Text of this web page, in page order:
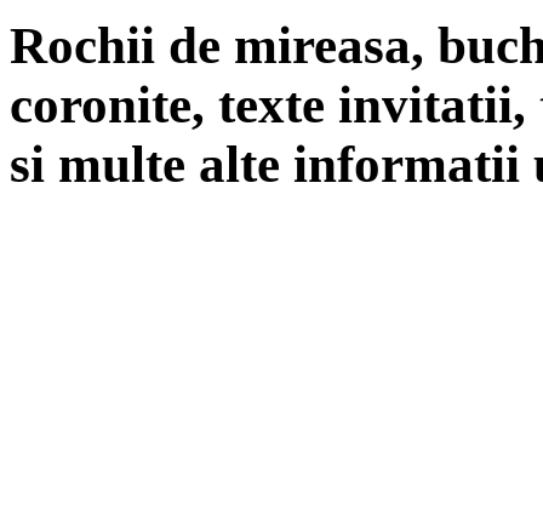
Rochii de mireasa,
coronite, texte
si multe alte informatii